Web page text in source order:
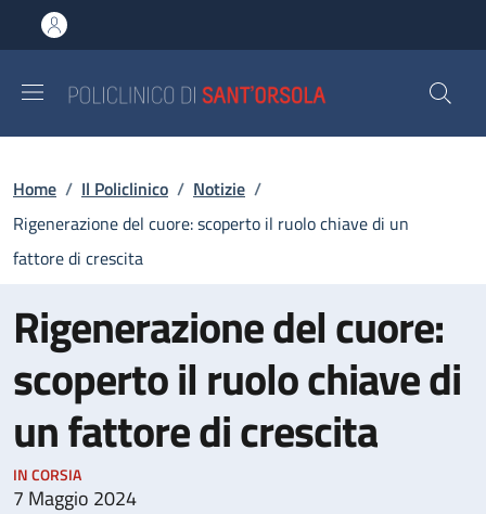
al contenuto principale
to footer content
Briciole di pane
Home / Il Policlinico / Notizie /
Rigenerazione del cuore: scoperto il ruolo chiave di un
fattore di crescita
Rigenerazione del cuore:
scoperto il ruolo chiave di
un fattore di crescita
IN CORSIA
7 Maggio 2024